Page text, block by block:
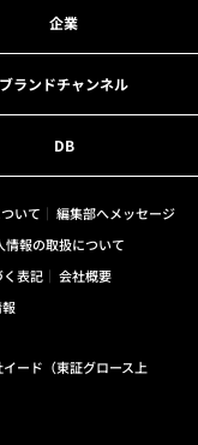
企業
ブランドチャンネル
DB
いて
編集部へメッセージ
情報の取扱について
表記
会社概要
ード（東証グロース上